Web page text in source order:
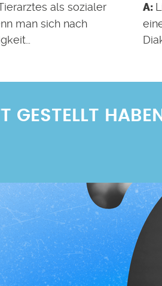
als sozialer
man sich nach
GESTELLT HABEN